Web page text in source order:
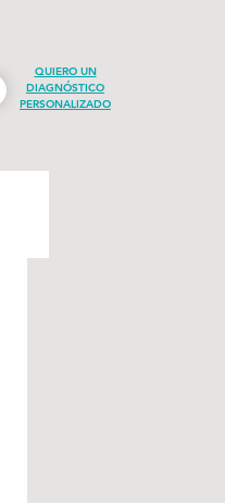
QUIERO UN
DIAGNÓSTICO
PERSONALIZADO